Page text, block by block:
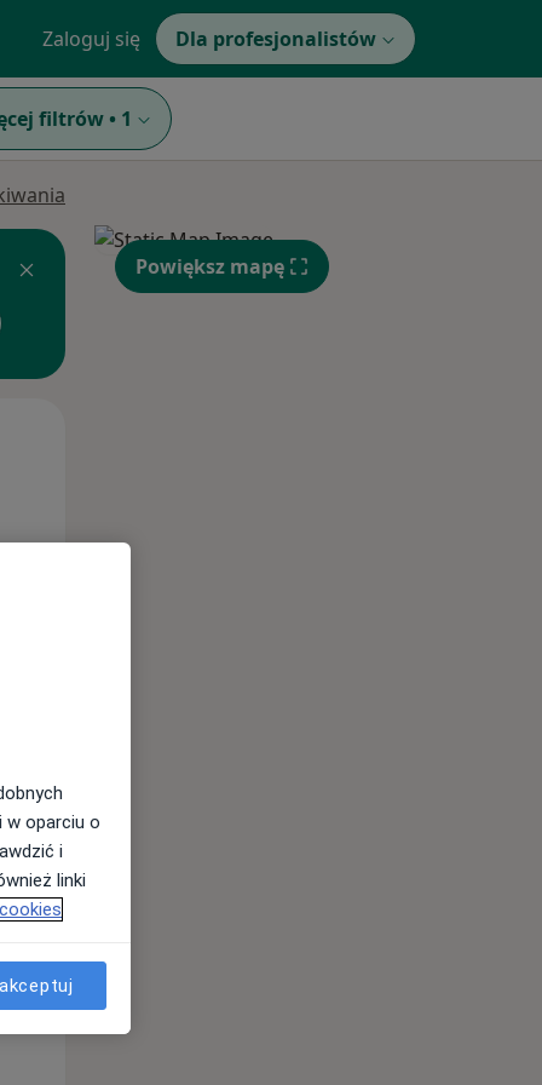
Zaloguj się Dla profesjonalistów
filtrów • 1
Wt,
11 Sie
Powiększ mapę
w oparciu o
i
linki